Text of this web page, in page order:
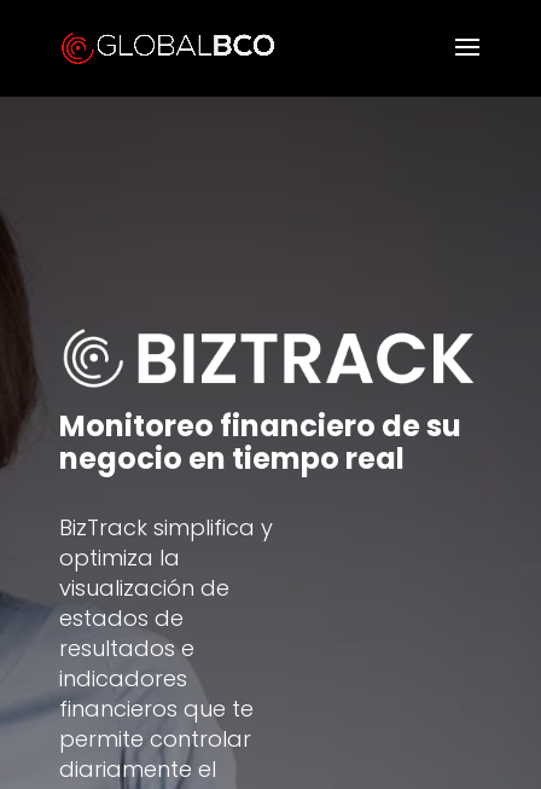
Monitoreo financiero de su
negocio en tiempo real
BizTrack simplifica y
optimiza la
visualización de
estados de
resultados e
indicadores
financieros que te
permite controlar
diariamente el